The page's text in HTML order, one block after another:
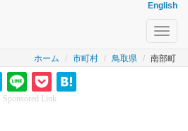
English
ホーム 市町村 鳥取県 南部町
Sponsored Link